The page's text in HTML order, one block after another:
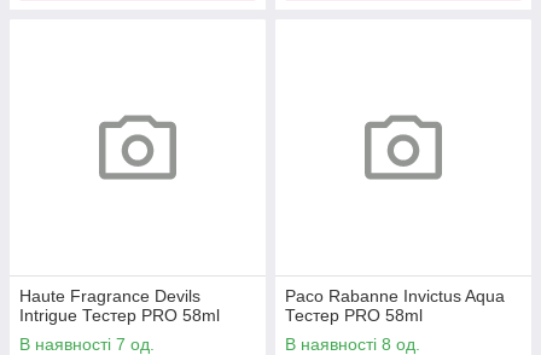
Haute Fragrance Devils
Intrigue Тестер PRO 58ml
В наявності 7 од.
Paco Rabanne Invictus Aqua
Тестер PRO 58ml
В наявності 8 од.